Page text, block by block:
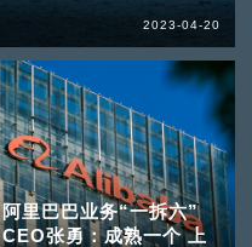
2023-04-20
阿里巴巴业务“一拆六”
CEO张勇：成熟一个 上